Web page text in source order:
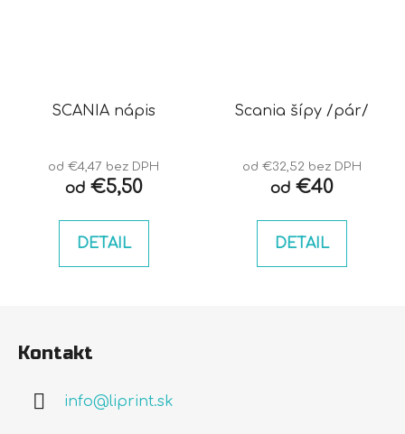
SCANIA nápis
od €4,47 bez DPH
od€5,50
DETAIL
Scania šípy /pár/
od €32,52 bez DPH
od€40
DETAIL
Kontakt
info@liprint.sk